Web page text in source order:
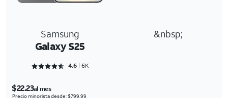
Samsung
Galaxy S25
&nbsp;
Rated 4.6357 out of 5
4.6 6K
$22.23al mes
Precio minorista desde: $799.99